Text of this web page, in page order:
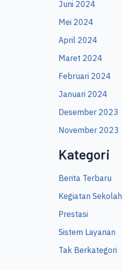
Juni 2024
Mei 2024
April 2024
Maret 2024
Februari 2024
Januari 2024
Desember 2023
November 2023
Kategori
Berita Terbaru
Kegiatan Sekolah
Prestasi
Sistem Layanan
Tak Berkategori